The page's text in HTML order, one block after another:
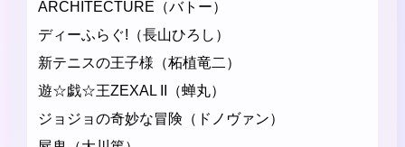
ARCHITECTURE（バトー）
ディーふらぐ!（長山ひろし）
新テニスの王子様（柘植竜二）
遊☆戯☆王ZEXAL II（蝉丸）
ジョジョの奇妙な冒険（ドノヴァン）